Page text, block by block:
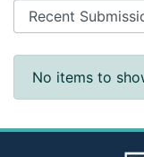
Recent
No items to